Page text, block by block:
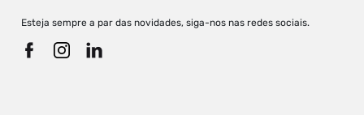
Esteja sempre a par das novidades, siga-nos nas redes sociais.